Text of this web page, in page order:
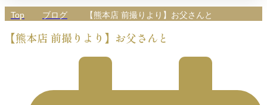
Top ブログ 【熊本店 前撮りより】お父さんと
【熊本店 前撮りより】お父さんと